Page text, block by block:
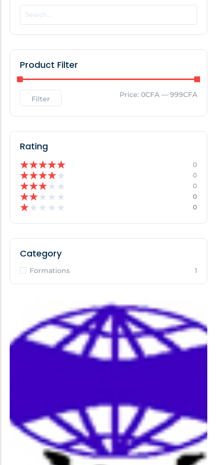
POPULAR THIS WEEK
No Posts Found!
No Posts Found!
Product Filter
Filter Price: 0CFA — 999CFA
Rating
★★★★★ 0
★★★★★ 0
★★★★ ★ 0
★★★ ★ ★ 0
★★ ★ ★ ★ 0
Category
Formations 1